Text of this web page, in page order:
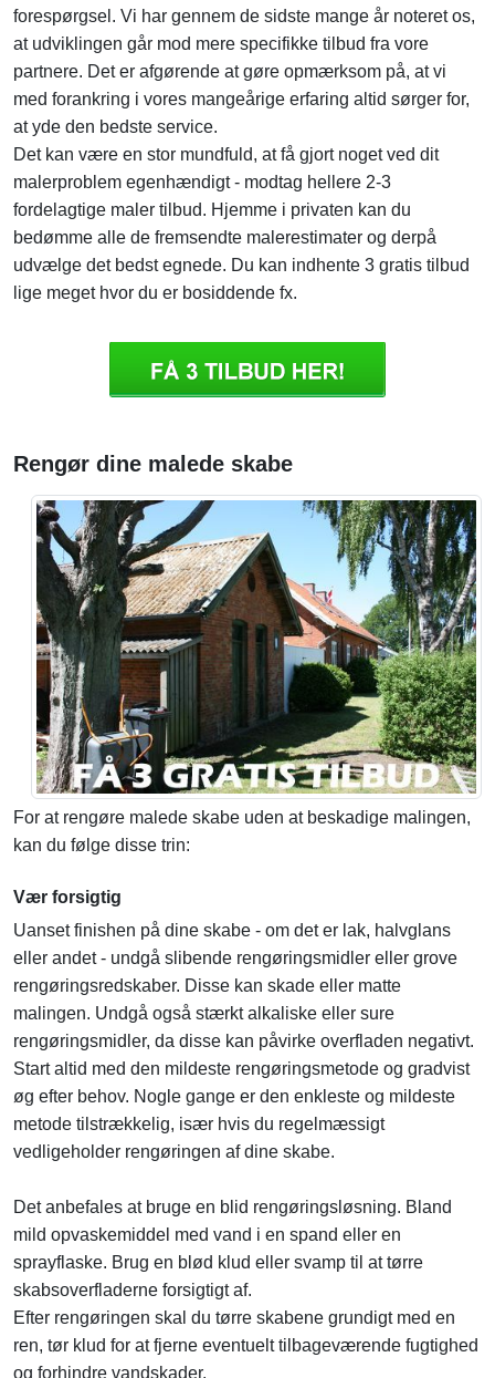
forespørgsel. Vi har gennem de sidste mange år noteret os,
at udviklingen går mod mere specifikke tilbud fra vore
partnere. Det er afgørende at gøre opmærksom på, at vi
med forankring i vores mangeårige erfaring altid sørger for,
at yde den bedste service.
Det kan være en stor mundfuld, at få gjort noget ved dit
malerproblem egenhændigt - modtag hellere 2-3
fordelagtige maler tilbud. Hjemme i privaten kan du
bedømme alle de fremsendte malerestimater og derpå
udvælge det bedst egnede. Du kan indhente 3 gratis tilbud
lige meget hvor du er bosiddende fx.
Rengør dine malede skabe
For at rengøre malede skabe uden at beskadige malingen,
kan du følge disse trin:
Vær forsigtig
Uanset finishen på dine skabe - om det er lak, halvglans
eller andet - undgå slibende rengøringsmidler eller grove
rengøringsredskaber. Disse kan skade eller matte
malingen. Undgå også stærkt alkaliske eller sure
rengøringsmidler, da disse kan påvirke overfladen negativt.
Start altid med den mildeste rengøringsmetode og gradvist
øg efter behov. Nogle gange er den enkleste og mildeste
metode tilstrækkelig, især hvis du regelmæssigt
vedligeholder rengøringen af dine skabe.
Det anbefales at bruge en blid rengøringsløsning. Bland
mild opvaskemiddel med vand i en spand eller en
sprayflaske. Brug en blød klud eller svamp til at tørre
skabsoverfladerne forsigtigt af.
Efter rengøringen skal du tørre skabene grundigt med en
ren, tør klud for at fjerne eventuelt tilbageværende fugtighed
og forhindre vandskader.